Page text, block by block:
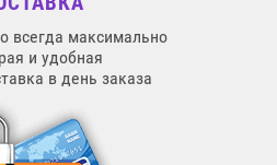
всегда максимально
и удобная
в день заказа